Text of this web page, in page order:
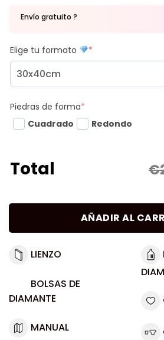
Envío gratuito ?
Elige tu formato *
Piedras de forma*
Cuadrado
Redondo
Total
AÑADIR AL
LIENZO
BOLSAS DE
DIAMANTE
MANUAL